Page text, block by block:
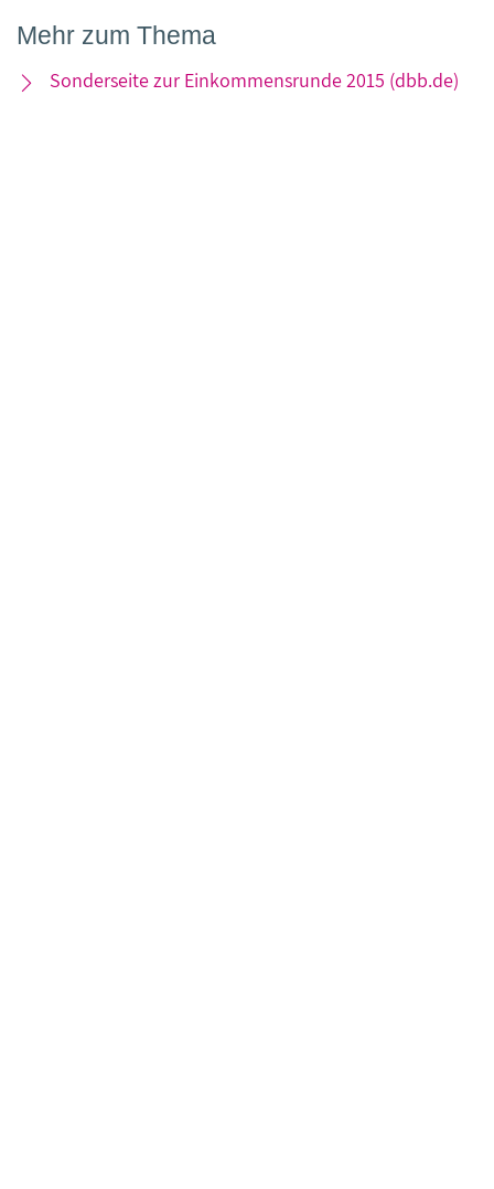
Mehr zum Thema
Sonderseite zur Einkommensrunde 2015 (dbb.de)